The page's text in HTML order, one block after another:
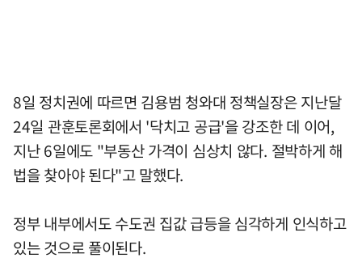
8일 정치권에 따르면 김용범 청와대 정책실장은 지난달
24일 관훈토론회에서 '닥치고 공급'을 강조한 데 이어,
지난 6일에도 "부동산 가격이 심상치 않다. 절박하게 해
법을 찾아야 된다"고 말했다.
정부 내부에서도 수도권 집값 급등을 심각하게 인식하고
있는 것으로 풀이된다.